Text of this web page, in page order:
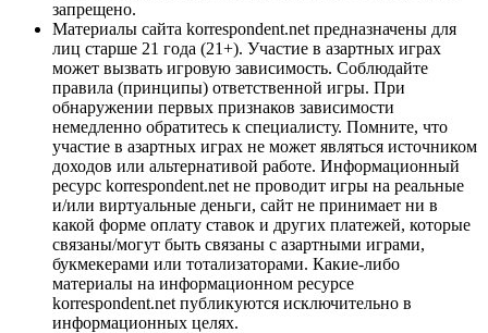
запрещено.
Материалы сайта korrespondent.net предназначены для
лиц старше 21 года (21+). Участие в азартных играх
может вызвать игровую зависимость. Соблюдайте
правила (принципы) ответственной игры. При
обнаружении первых признаков зависимости
немедленно обратитесь к специалисту. Помните, что
участие в азартных играх не может являться источником
доходов или альтернативой работе. Информационный
ресурс korrespondent.net не проводит игры на реальные
и/или виртуальные деньги, сайт не принимает ни в
какой форме оплату ставок и других платежей, которые
связаны/могут быть связаны с азартными играми,
букмекерами или тотализаторами. Какие-либо
материалы на информационном ресурсе
korrespondent.net публикуются исключительно в
информационных целях.